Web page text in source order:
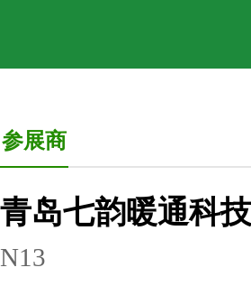
参展商
青岛七韵暖通科
N13